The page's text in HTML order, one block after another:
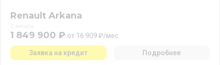
Renault Arkana
Самара
1 849 900 ₽ от 16 909 ₽/мес
Заявка на кредит Подробнее